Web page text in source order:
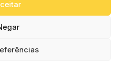
Eventos